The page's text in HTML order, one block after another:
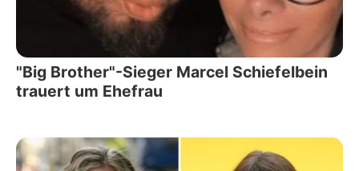
"Big Brother"-Sieger Marcel Schiefelbein
trauert um Ehefrau